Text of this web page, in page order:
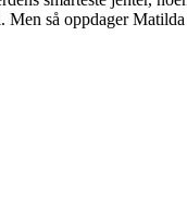
så oppdager